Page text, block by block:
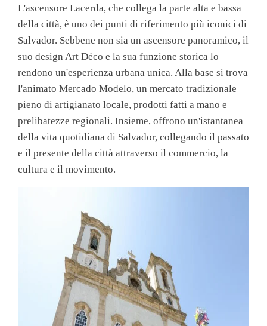
L'ascensore Lacerda, che collega la parte alta e bassa
della città, è uno dei punti di riferimento più iconici di
Salvador. Sebbene non sia un ascensore panoramico, il
suo design Art Déco e la sua funzione storica lo
rendono un'esperienza urbana unica. Alla base si trova
l'animato Mercado Modelo, un mercato tradizionale
pieno di artigianato locale, prodotti fatti a mano e
prelibatezze regionali. Insieme, offrono un'istantanea
della vita quotidiana di Salvador, collegando il passato
e il presente della città attraverso il commercio, la
cultura e il movimento.